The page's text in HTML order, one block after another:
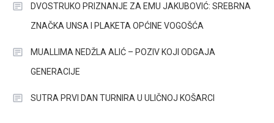
DVOSTRUKO PRIZNANJE ZA EMU JAKUBOVIĆ: SREBRNA
ZNAČKA UNSA I PLAKETA OPĆINE VOGOŠĆA
MUALLIMA NEDŽLA ALIĆ – POZIV KOJI ODGAJA
GENERACIJE
SUTRA PRVI DAN TURNIRA U ULIČNOJ KOŠARCI